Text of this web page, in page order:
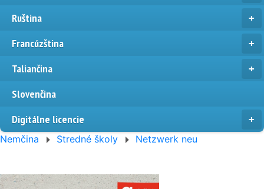
Ruština
Francúzština
Taliančina
Slovenčina
Digitálne licencie
Nemčina Stredné školy Netzwerk neu